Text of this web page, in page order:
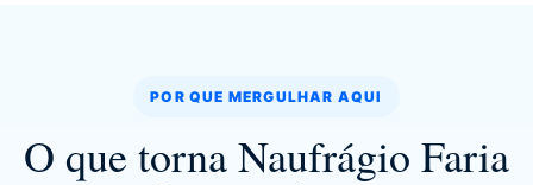
POR QUE MERGULHAR AQUI
O que torna Naufrágio Faria